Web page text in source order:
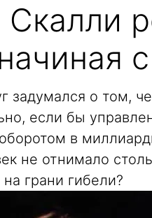
задумался о том,
если бы
в
не отнимало
грани гибели?